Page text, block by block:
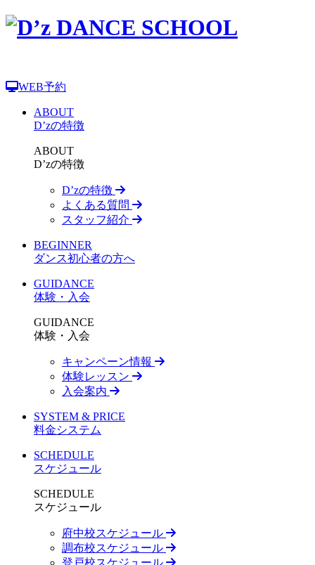
WEB予約
ABOUT
D’zの特徴
ABOUT
D’zの特徴
D’zの特徴
よくある質問
スタッフ紹介
BEGINNER
ダンス初心者の方へ
GUIDANCE
体験・入会
GUIDANCE
体験・入会
キャンペーン情報
体験レッスン
入会案内
SYSTEM & PRICE
料金システム
SCHEDULE
スケジュール
SCHEDULE
スケジュール
府中校スケジュール
調布校スケジュール
登戸校スケジュール